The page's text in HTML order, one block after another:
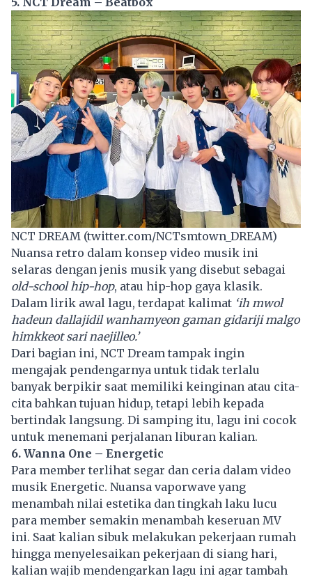
NCT DREAM (twitter.com/NCTsmtown_DREAM)
Nuansa retro dalam konsep video musik ini
selaras dengan jenis musik yang disebut sebagai
old-school hip-hop, atau hip-hop gaya klasik.
Dalam lirik awal lagu, terdapat kalimat ‘ih mwol
hadeun dallajidil wanhamyeon gaman gidariji malgo
himkkeot sari naejilleo.’
Dari bagian ini, NCT Dream tampak ingin
mengajak pendengarnya untuk tidak terlalu
banyak berpikir saat memiliki keinginan atau cita-
cita bahkan tujuan hidup, tetapi lebih kepada
bertindak langsung. Di samping itu, lagu ini cocok
untuk menemani perjalanan liburan kalian.
6. Wanna One – Energetic
Para member terlihat segar dan ceria dalam video
musik Energetic. Nuansa vaporwave yang
menambah nilai estetika dan tingkah laku lucu
para member semakin menambah keseruan MV
ini. Saat kalian sibuk melakukan pekerjaan rumah
hingga menyelesaikan pekerjaan di siang hari,
kalian wajib mendengarkan lagu ini agar tambah